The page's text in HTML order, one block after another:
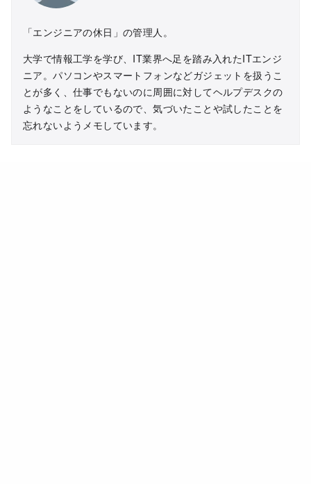
「エンジニアの休日」の管理人。
大学で情報工学を学び、IT業界へ足を踏み入れたITエンジ
ニア。パソコンやスマートフォンなどガジェットを扱うこ
とが多く、仕事でもないのに周囲に対してヘルプデスクの
ようなことをしているので、気づいたことや試したことを
忘れないようメモしています。